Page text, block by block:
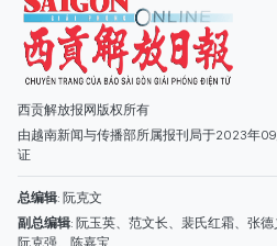
阮克强、陈嘉宝
主编: 阮玉英
社址: 胡志明市棋盘坊阮氏明开街432-434号
总台: (028) 39294091 - 转 060
热线: 096.558.1888
编辑部: (028) 39294092 - 转 060
电子信箱
广告部
(028) 38334185